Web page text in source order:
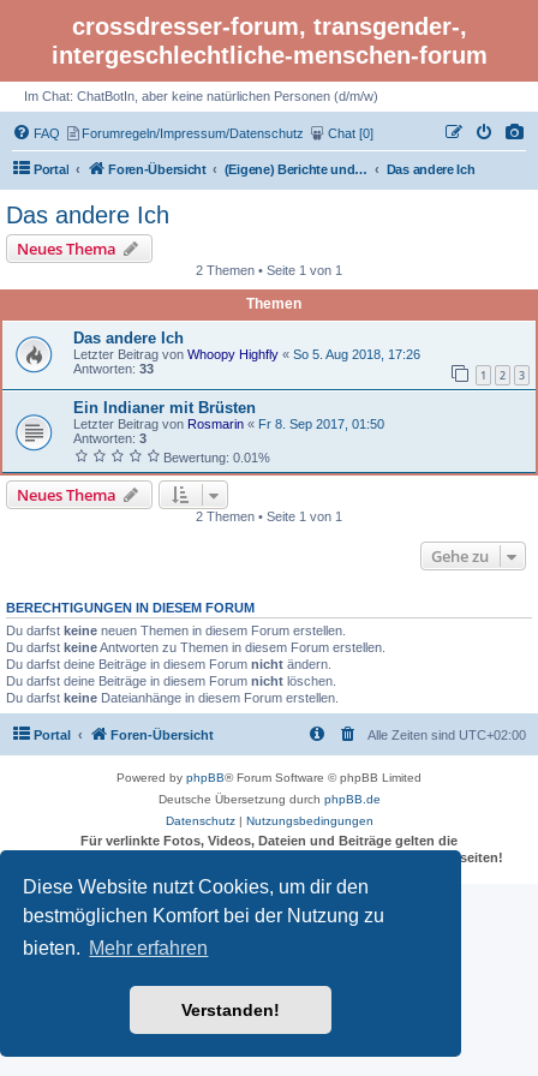
Diese Website nutzt Cookies, um dir den
bestmöglichen Komfort bei der Nutzung zu
bieten. Mehr erfahren
Verstanden!
crossdresser-forum, transgender-,
intergeschlechtliche-menschen-forum
Im Chat: ChatBotIn, aber keine natürlichen Personen (d/m/w)
FAQ Forumregeln/Impressum/Datenschutz Chat [0]
Portal Foren-Übersicht (Eigene) Berichte und Geschichten Das andere Ich
Das andere Ich
Neues Thema
2 Themen • Seite 1 von 1
Themen
Das andere Ich
Letzter Beitrag von Whoopy Highfly « So 5. Aug 2018, 17:26
Antworten: 33 1 2 3
Ein Indianer mit Brüsten
Letzter Beitrag von Rosmarin « Fr 8. Sep 2017, 01:50
Antworten: 3
Bewertung: 0.01%
Neues Thema
2 Themen • Seite 1 von 1
Gehe zu
BERECHTIGUNGEN IN DIESEM FORUM
Du darfst keine neuen Themen in diesem Forum erstellen.
Du darfst keineAntworten zu Themen in diesem Forum erstellen.
Du darfst deine Beiträge in diesem Forum nicht ändern.
Du darfst deine Beiträge in diesem Forum nicht löschen.
Du darfst keine Dateianhänge in diesem Forum erstellen.
Portal Foren-Übersicht Alle Zeiten sind UTC+02:00
Powered by phpBB® Forum Software © phpBB Limited
Deutsche Übersetzung durch phpBB.de
Datenschutz| Nutzungsbedingungen
Für verlinkte Fotos, Videos, Dateien und Beiträge gelten die
Datenschutzbestimmungen und weiteren Regeln der externen Webseiten!